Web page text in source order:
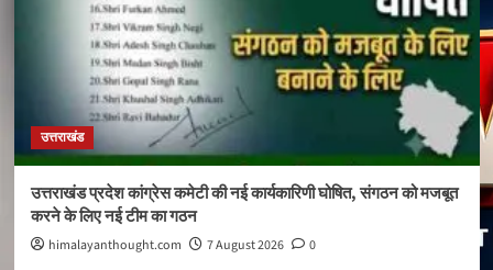
उत्तराखंड
उत्तराखंड प्रदेश कांग्रेस कमेटी की नई कार्यकारिणी घोषित, संगठन को मजबूत
करने के लिए नई टीम का गठन
himalayanthought.com 7 August 2026 0